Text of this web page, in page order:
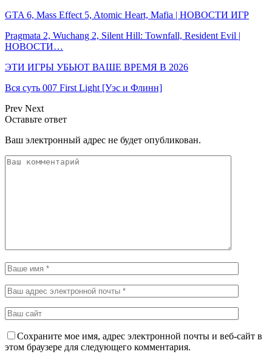
GTA 6, Mass Effect 5, Atomic Heart, Mafia | НОВОСТИ ИГР
Pragmata 2, Wuchang 2, Silent Hill: Townfall, Resident Evil |
НОВОСТИ…
ЭТИ ИГРЫ УБЬЮТ ВАШЕ ВРЕМЯ В 2026
Вся суть 007 First Light [Уэс и Флинн]
Prev Next
Оставьте ответ
Ваш электронный адрес не будет опубликован.
Сохраните мое имя, адрес электронной почты и веб-сайт в
этом браузере для следующего комментария.